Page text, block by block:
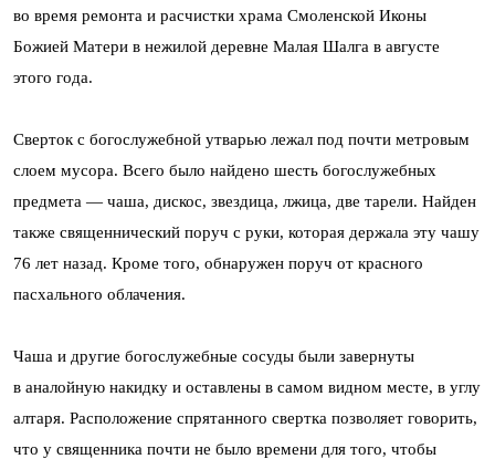
во время ремонта и расчистки храма Смоленской Иконы
Божией Матери в нежилой деревне Малая Шалга в августе
этого года.
Сверток с богослужебной утварью лежал под почти метровым
слоем мусора. Всего было найдено шесть богослужебных
предмета — чаша, дискос, звездица, лжица, две тарели. Найден
также священнический поруч с руки, которая держала эту чашу
76 лет назад. Кроме того, обнаружен поруч от красного
пасхального облачения.
Чаша и другие богослужебные сосуды были завернуты
в аналойную накидку и оставлены в самом видном месте, в углу
алтаря. Расположение спрятанного свертка позволяет говорить,
что у священника почти не было времени для того, чтобы